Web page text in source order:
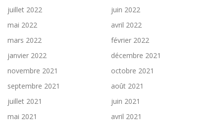
juillet 2022
juin 2022
mai 2022
avril 2022
mars 2022
février 2022
janvier 2022
décembre 2021
novembre 2021
octobre 2021
septembre 2021
août 2021
juillet 2021
juin 2021
mai 2021
avril 2021